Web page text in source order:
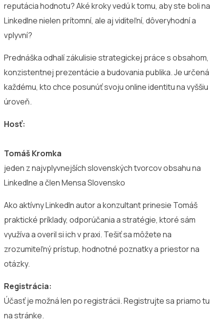
reputácia hodnotu? Aké kroky vedú k tomu, aby ste boli na
LinkedIne nielen prítomní, ale aj viditeľní, dôveryhodní a
vplyvní?
Prednáška odhalí zákulisie strategickej práce s obsahom,
konzistentnej prezentácie a budovania publika. Je určená
každému, kto chce posunúť svoju online identitu na vyššiu
úroveň.
Hosť:
Tomáš Kromka
jeden z najvplyvnejších slovenských tvorcov obsahu na
LinkedIne a člen Mensa Slovensko
Ako aktívny LinkedIn autor a konzultant prinesie Tomáš
praktické príklady, odporúčania a stratégie, ktoré sám
využíva a overil si ich v praxi. Tešiť sa môžete na
zrozumiteľný prístup, hodnotné poznatky a priestor na
otázky.
Registrácia:
Účasť je možná len po registrácii. Registrujte sa priamo tu
na stránke.